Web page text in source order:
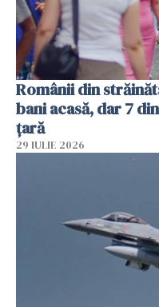
Românii din
bani acasă, dar 7
țară
29 IULIE 2026